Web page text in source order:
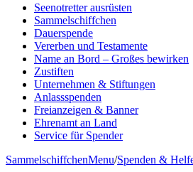
Seenotretter ausrüsten
Sammelschiffchen
Dauerspende
Vererben und Testamente
Name an Bord – Großes bewirken
Zustiften
Unternehmen & Stiftungen
Anlassspenden
Freianzeigen & Banner
Ehrenamt an Land
Service für Spender
SammelschiffchenMenu/Spenden &